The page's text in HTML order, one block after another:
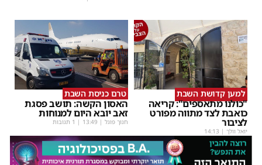
למען קדושת השבת
"כולנו מתאספים": קריאה
כואבת לצד מתווה מפורט
לציבור
יואל וולך |
14:13
טרם כניסת השבת
האסון הקשה: תושב פסגת
זאב יובא היום למנוחות
חנוך פוגל |
13:49 | 1 תגובות